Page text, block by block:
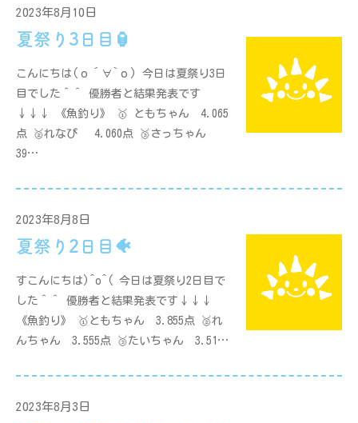
2023年8月10日
夏祭り3日目🏮
こんにちは(о´∀`о) 今日は夏祭り3日
目でした＾＾ 優勝者と結果発表です
↓↓↓ 《魚釣り》 🥇 ともちゃん 4.065
点 🥈れなぴ 4.060点 🥉さっちゃん
39…
2023年8月8日
夏祭り2日目🐠
すこんにちは)^o^( 今日は夏祭り2日目で
した＾＾ 優勝者と結果発表です↓↓↓
《魚釣り》 🥇ともちゃん 3.855点 🥈れ
んちゃん 3.555点 🥉たいちゃん 3.51…
2023年8月3日